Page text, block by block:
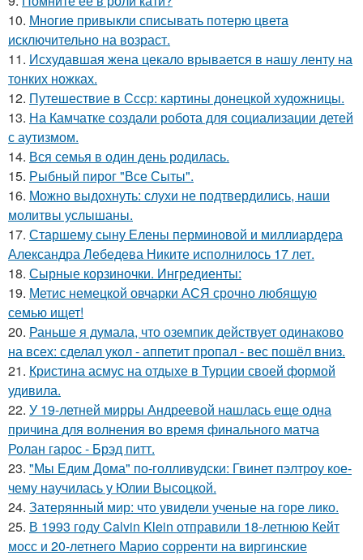
10. Многие привыкли списывать потерю цвета
исключительно на возраст.
11. Исхудавшая жена цекало врывается в нашу ленту на
тонких ножках.
12. Путешествие в Ссср: картины донецкой художницы.
13. На Камчатке создали робота для социализации детей
с аутизмом.
14. Вся семья в один день родилась.
15. Рыбный пирог "Все Сыты".
16. Можно выдохнуть: слухи не подтвердились, наши
молитвы услышаны.
17. Старшему сыну Елены перминовой и миллиардера
Александра Лебедева Никите исполнилось 17 лет.
18. Сырные корзиночки. Ингредиенты:
19. Метис немецкой овчарки АСЯ срочно любящую
семью ищет!
20. Раньше я думала, что оземпик действует одинаково
на всех: сделал укол - аппетит пропал - вес пошёл вниз.
21. Кристина асмус на отдыхе в Турции своей формой
удивила.
22. У 19-летней мирры Андреевой нашлась еще одна
причина для волнения во время финального матча
Ролан гарос - Брэд питт.
23. "Мы Едим Дома" по-голливудски: Гвинет пэлтроу кое-
чему научилась у Юлии Высоцкой.
24. Затерянный мир: что увидели ученые на горе лико.
25. В 1993 году Calvin Klein отправили 18-летнюю Кейт
мосс и 20-летнего Марио сорренти на виргинские